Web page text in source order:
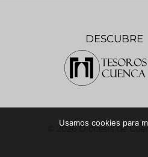
DESCUBRE
© 2026 Diócesis de
Usamos cookies para